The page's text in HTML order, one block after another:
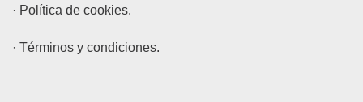
· Política de cookies.
· Términos y condiciones.